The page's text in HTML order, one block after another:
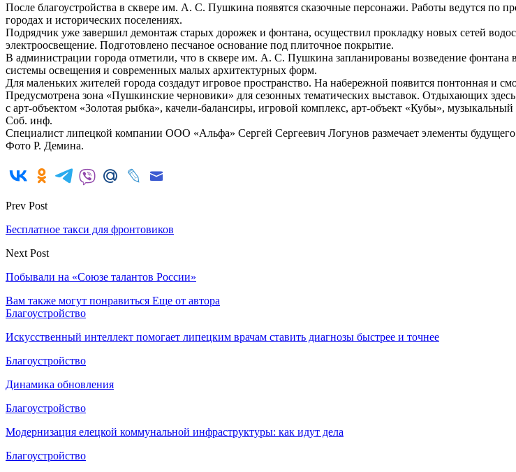
После благоустройства в сквере им. А. С. Пушкина появятся сказочные персонажи. Работы ведутся по
городах и исторических поселениях.
Подрядчик уже завершил демонтаж старых дорожек и фонтана, осуществил прокладку новых сетей
электроосвещение. Подготовлено песчаное основание под плиточное покрытие.
В администрации города отметили, что в сквере им. А. С. Пушкина запланированы возведение фонтана
системы освещения и современных малых архитектурных форм.
Для маленьких жителей города создадут игровое пространство. На набережной появится понтонная и
Предусмотрена зона «Пушкинские черновики» для сезонных тематических выставок. Отдыхающих
с арт-объектом «Золотая рыбка», качели-балансиры, игровой комплекс, арт-объект «Кубы»,
Соб. инф.
Специалист липецкой компании ООО «Альфа» Сергей Сергеевич Логунов размечает элементы
Фото Р. Демина.
Prev Post
Бесплатное такси для фронтовиков
Next Post
Побывали на «Союзе талантов России»
Вам также могут понравиться Еще от автора
Благоустройство
Искусственный интеллект помогает липецким врачам ставить диагнозы быстрее и точнее
Благоустройство
Динамика обновления
Благоустройство
Модернизация елецкой коммунальной инфраструктуры: как идут дела
Благоустройство